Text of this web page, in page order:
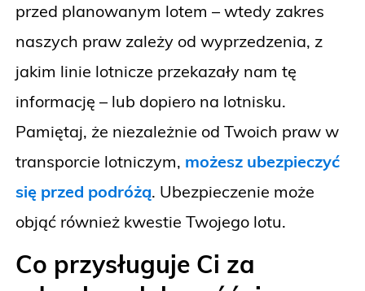
przed planowanym lotem – wtedy zakres
naszych praw zależy od wyprzedzenia, z
jakim linie lotnicze przekazały nam tę
informację – lub dopiero na lotnisku.
Pamiętaj, że niezależnie od Twoich praw w
transporcie lotniczym, możesz ubezpieczyć
się przed podróżą. Ubezpieczenie może
objąć również kwestie Twojego lotu.
Co przysługuje Ci za